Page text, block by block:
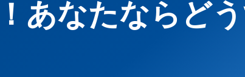
あなたならど